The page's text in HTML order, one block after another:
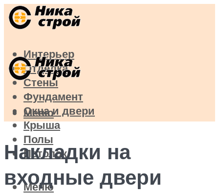
Интерьер
Отделка
Стены
Фундамент
Окна и двери
Крыша
Полы
Потолок
Меню
Меню
Накладки на
входные двери